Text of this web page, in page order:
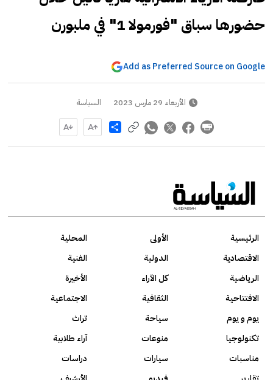
حضورها سباق "فورمولا 1" في ملبورن
Add as Preferred Source on Google
الأربعاء 29 مارس 2023 السياسة
Share
الرئيسية الأولى
المحلية
الاقتصادية
الدولية
الفنية
الرياضية
كل الآراء
الأخيرة
الافتتاحية
الثقافية
الاجتماعية
يوم و يوم
سياحة
تراث
تكنولوجيا
منوعات
آراء طلابية
مناسبات
سيارات
دراسات